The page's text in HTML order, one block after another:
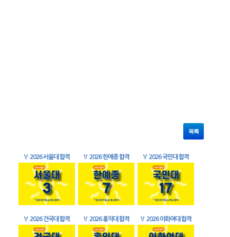
목록
🏅 2026 서울대 합격 🏅 2026 한예종 합격 🏅 2026 국민대 합격
🏅 2026 건국대 합격 🏅 2026 홍익대 합격 🏅 2026 이화여대 합격